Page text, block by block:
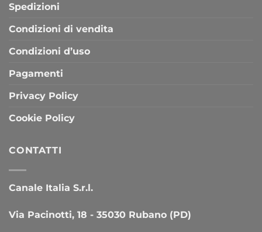
Spedizioni
Condizioni di vendita
Condizioni d’uso
Pagamenti
Privacy Policy
Cookie Policy
CONTATTI
Canale Italia S.r.l.
Via Pacinotti, 18 - 35030 Rubano (PD)